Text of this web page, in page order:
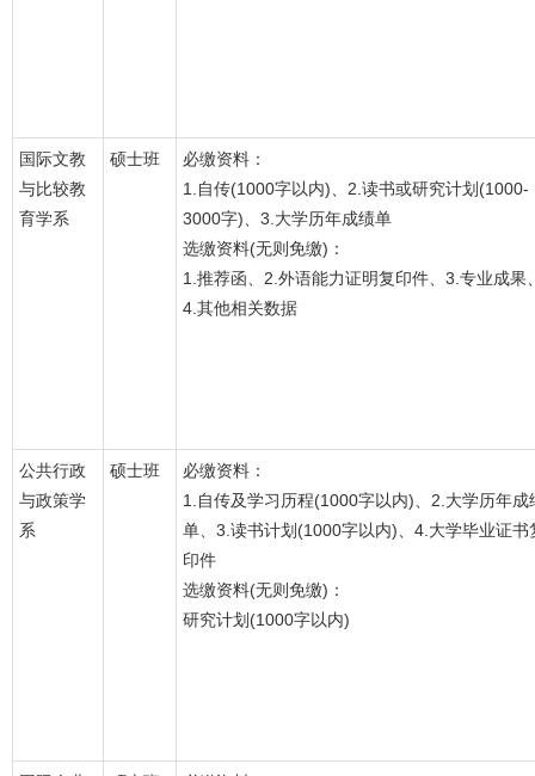
国际文教
与比较教
育学系
硕士班
必缴资料：
1.自传(1000字以内)、2.读书或研究计划(1000-
3000字)、3.大学历年成绩单
选缴资料(无则免缴)：
1.推荐函、2.外语能力证明复印件、3.专业成果
4.其他相关数据
公共行政
与政策学
系
硕士班
必缴资料：
1.自传及学习历程(1000字以内)、2.大学历年成
单、3.读书计划(1000字以内)、4.大学毕业证书
印件
选缴资料(无则免缴)：
研究计划(1000字以内)